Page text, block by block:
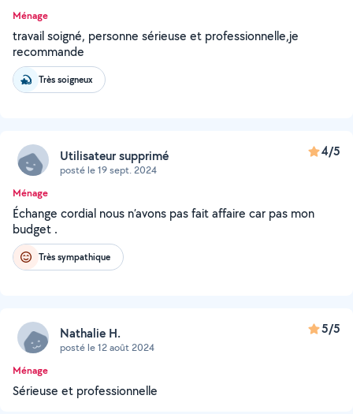
Ménage
travail soigné, personne sérieuse et professionnelle,je
recommande
Très soigneux
Utilisateur supprimé
posté le 19 sept. 2024
4/5
Ménage
Échange cordial nous n’avons pas fait affaire car pas mon
budget .
Très sympathique
Nathalie H.
posté le 12 août 2024
5/5
Ménage
Sérieuse et professionnelle